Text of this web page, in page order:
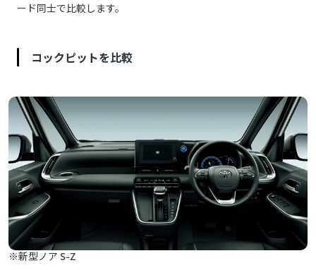
ード同士で比較します。
コックピットを比較
※新型ノア S-Z